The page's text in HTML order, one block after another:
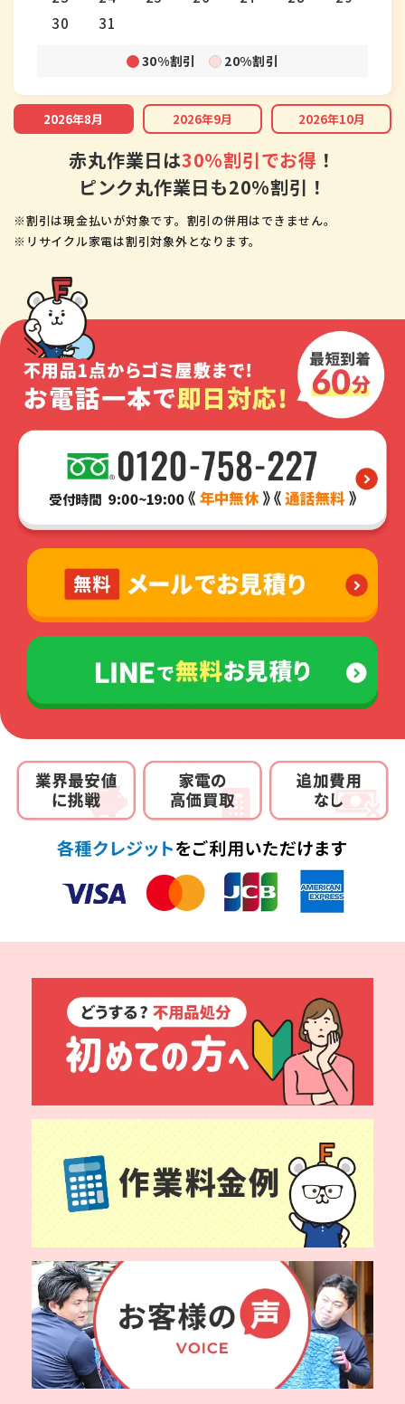
30
31
30%割引 20%割引
2026年8月 2026年9月 2026年10月
赤丸作業日は30%割引でお得 ！
ピンク丸作業日も20%割引！
※割引は現金払いが対象です。割引の併用はできません。
※リサイクル家電は割引対象外となります。